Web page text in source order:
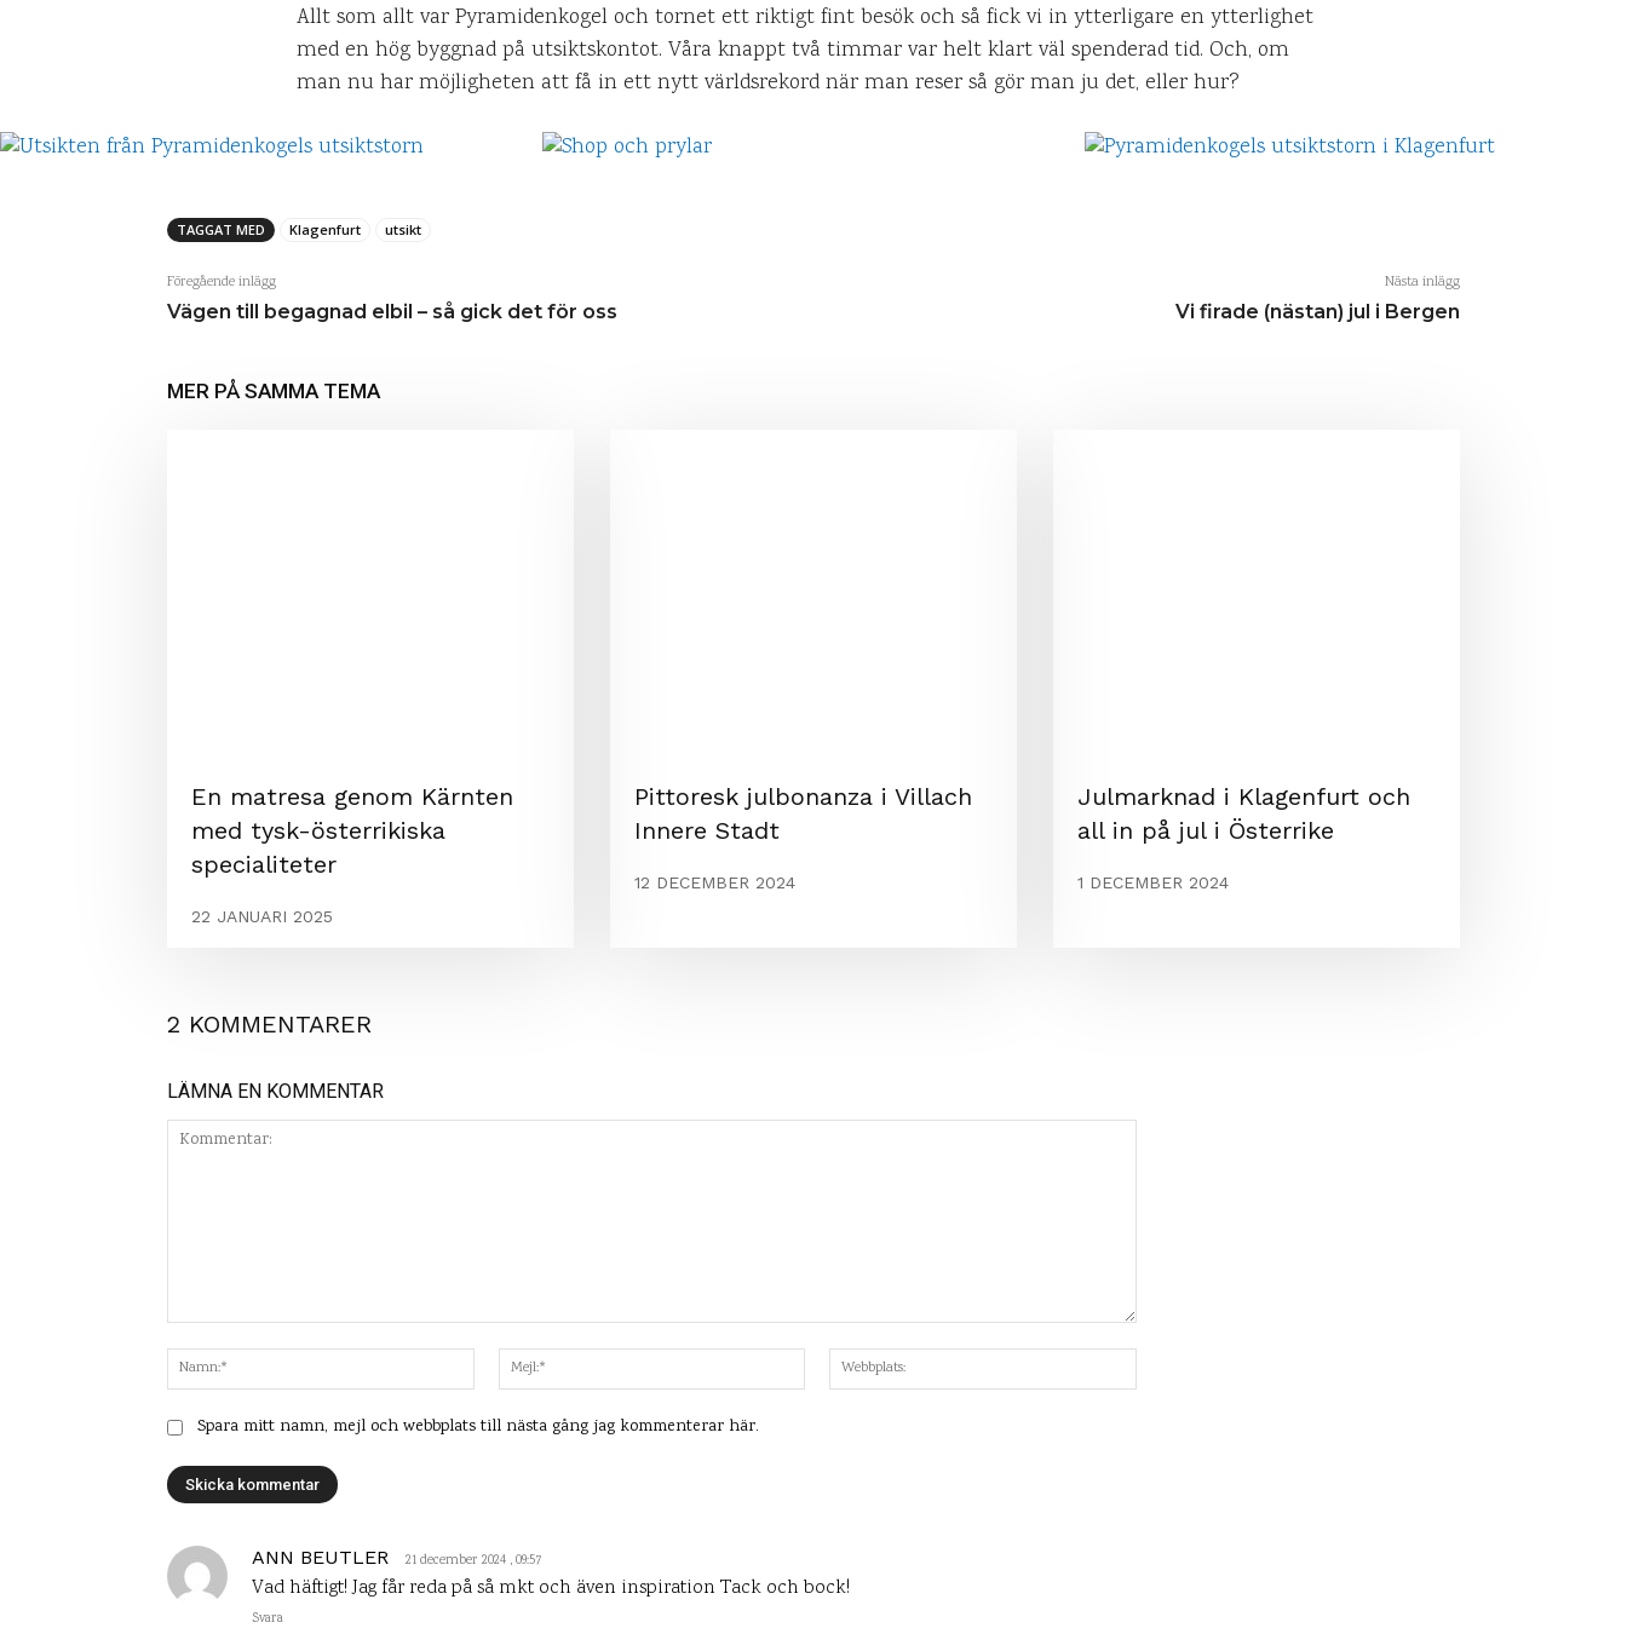
Allt som allt var Pyramidenkogel och tornet ett riktigt fint besök och så fick vi in ytterligare en ytterlighet
med en hög byggnad på utsiktskontot. Våra knappt två timmar var helt klart väl spenderad tid. Och, om
man nu har möjligheten att få in ett nytt världsrekord när man reser så gör man ju det, eller hur?
TAGGAT MED Klagenfurt utsikt
Föregående inlägg
Vägen till begagnad elbil – så gick det för oss
Nästa inlägg
Vi firade (nästan) jul i Bergen
MER PÅ SAMMA TEMA
En matresa genom Kärnten
med tysk-österrikiska
specialiteter
22 JANUARI 2025
Pittoresk julbonanza i Villach
Innere Stadt
12 DECEMBER 2024
Julmarknad i Klagenfurt och
all in på jul i Österrike
1 DECEMBER 2024
2 KOMMENTARER
ANN BEUTLER 21 december 2024 , 09:57
Vad häftigt! Jag får reda på så mkt och även inspiration Tack och bock!
Svara
LÄMNA EN KOMMENTAR
Namn:*
Mejl:*
Spara mitt namn, mejl och webbplats till nästa gång jag kommenterar här.